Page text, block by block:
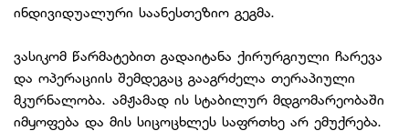
ინდივიდუალური საანესთეზიო გეგმა.
ვასიკომ წარმატებით გადაიტანა ქირურგიული ჩარევა
და ოპერაციის შემდეგაც გააგრძელა თერაპიული
მკურნალობა. ამჟამად ის სტაბილურ მდგომარეობაში
იმყოფება და მის სიცოცხლეს საფრთხე არ ემუქრება.